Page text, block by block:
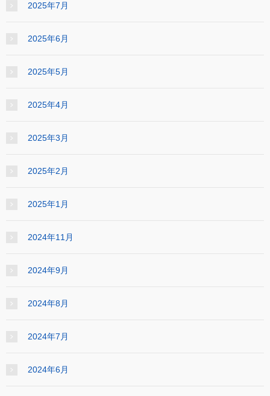
2025年7月
2025年6月
2025年5月
2025年4月
2025年3月
2025年2月
2025年1月
2024年11月
2024年9月
2024年8月
2024年7月
2024年6月